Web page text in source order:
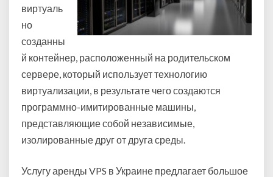
виртуаль
но
созданны
й контейнер, расположенный на родительском
сервере, который использует технологию
виртуализации, в результате чего создаются
программно-имитированные машины,
представляющие собой независимые,
изолированные друг от друга среды.
Услугу аренды VPS в Украине предлагает большое